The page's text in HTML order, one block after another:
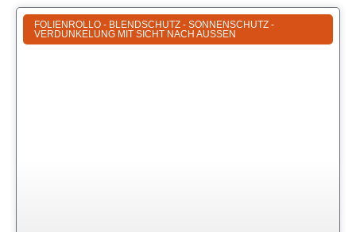
FOLIENROLLO - BLENDSCHUTZ - SONNENSCHUTZ -
VERDUNKELUNG MIT SICHT NACH AUSSEN